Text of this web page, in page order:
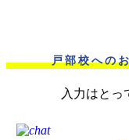
戸部校への
入力はとっ